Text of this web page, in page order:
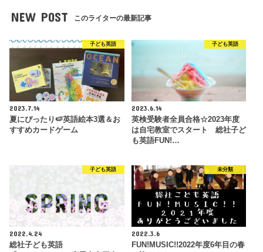
NEW POST このライターの最新記事
子ども英語
2023.7.14
夏にぴったり🍉英語絵本3選＆お
すすめカードゲーム
子ども英語
2023.6.14
英検受験者全員合格☆2023年度
は自宅教室でスタート 総社子ど
も英語FUN!…
子ども英語
2022.4.24
総社子ども英語
未分類
2022.3.6
FUN!MUSIC!!2022年度6年目の春